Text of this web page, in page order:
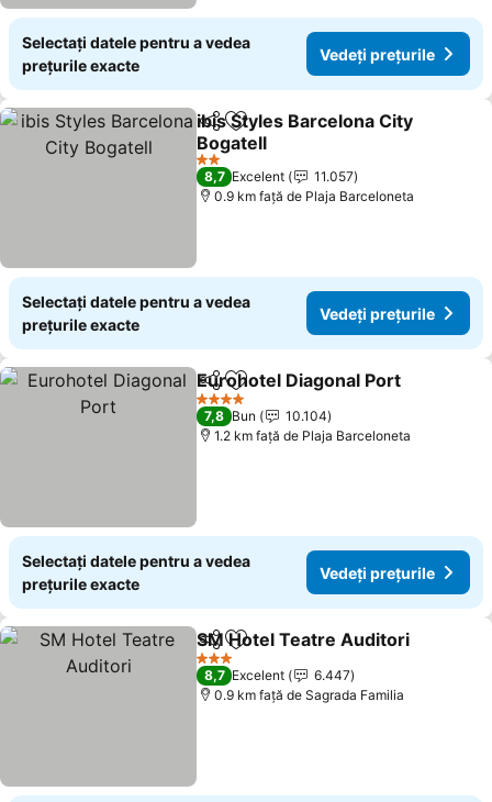
Selectați datele pentru a vedea
prețurile exacte
Vedeți prețurile
DistribuițiAdăugaţi la favorite
ibis Styles Barcelona City
Bogatell
2 Stele
8,7 Excelent
11.057
0.9 km faţă de Plaja Barceloneta
Selectați datele pentru a vedea
prețurile exacte
Vedeți prețurile
DistribuițiAdăugaţi la favorite
Eurohotel Diagonal Port
4 Stele
7,8 Bun
10.104
1.2 km faţă de Plaja Barceloneta
Selectați datele pentru a vedea
prețurile exacte
Vedeți prețurile
DistribuițiAdăugaţi la favorite
SM Hotel Teatre Auditori
3 Stele
8,7 Excelent
6.447
0.9 km faţă de Sagrada Familia